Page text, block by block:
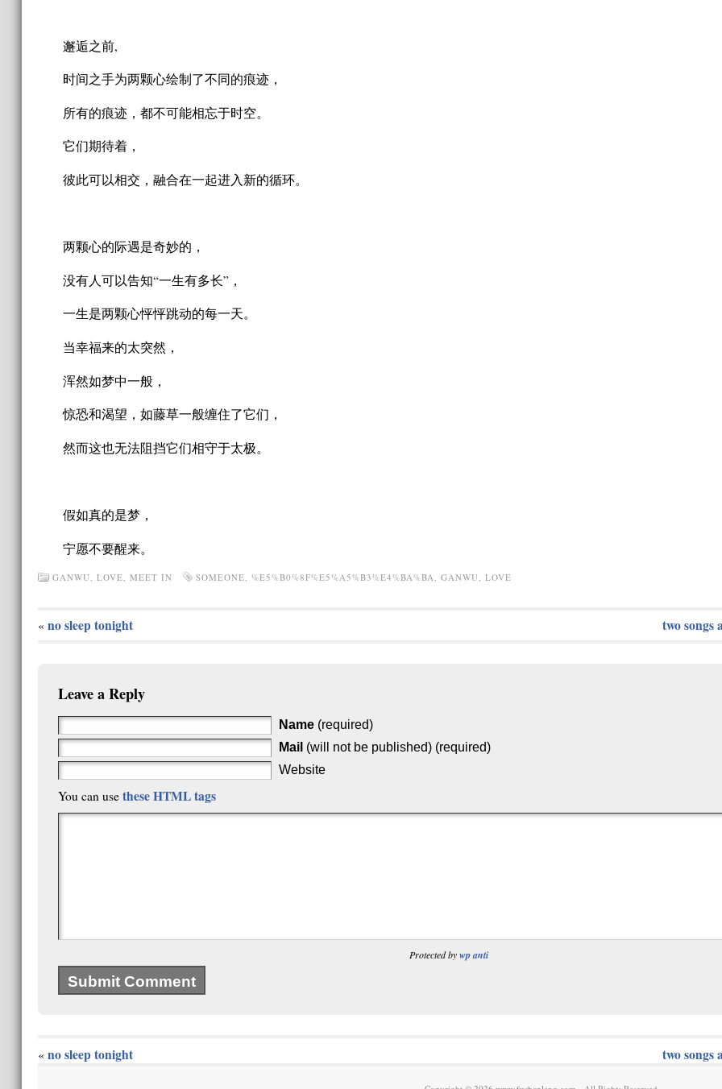
邂逅之前,
时间之手为两颗心绘制了不同的痕迹，
所有的痕迹，都不可能相忘于时空。
它们期待着，
彼此可以相交，融合在一起进入新的循环。
两颗心的际遇是奇妙的，
没有人可以告知“一生有多长”，
一生是两颗心怦怦跳动的每一天。
当幸福来的太突然，
浑然如梦中一般，
惊恐和渴望，如藤草一般缠住了它们，
然而这也无法阻挡它们相守于太极。
假如真的是梦，
宁愿不要醒来。
GANWU, LOVE, MEET IN SOMEONE, %E5%B0%8F%E5%A5%B3%E4%BA%BA, GANWU, LOVE
« no sleep tonight two songs
Leave a Reply
Name (required)
Mail (will not be published) (required)
Website
You can use these HTML tags
Protected bywp anti
« no sleep tonight two songs